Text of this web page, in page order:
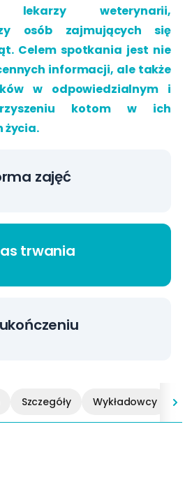
lekarzy weterynarii,
osób zajmujących się
Celem spotkania jest nie
informacji, ale także
w odpowiedzialnym i
kotom w ich
życia.
zajęć
trwania
Szczegóły Wykładowcy